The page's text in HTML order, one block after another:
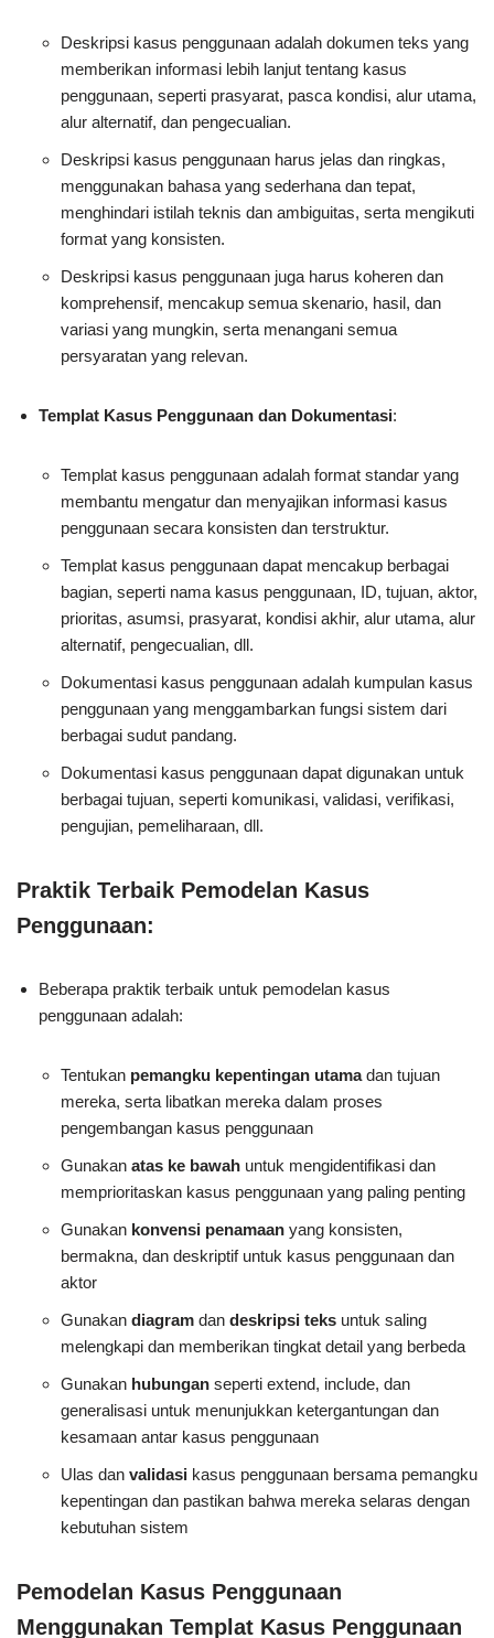
Deskripsi kasus penggunaan adalah dokumen teks yang
memberikan informasi lebih lanjut tentang kasus
penggunaan, seperti prasyarat, pasca kondisi, alur utama,
alur alternatif, dan pengecualian.
Deskripsi kasus penggunaan harus jelas dan ringkas,
menggunakan bahasa yang sederhana dan tepat,
menghindari istilah teknis dan ambiguitas, serta mengikuti
format yang konsisten.
Deskripsi kasus penggunaan juga harus koheren dan
komprehensif, mencakup semua skenario, hasil, dan
variasi yang mungkin, serta menangani semua
persyaratan yang relevan.
Templat Kasus Penggunaan dan Dokumentasi:
Templat kasus penggunaan adalah format standar yang
membantu mengatur dan menyajikan informasi kasus
penggunaan secara konsisten dan terstruktur.
Templat kasus penggunaan dapat mencakup berbagai
bagian, seperti nama kasus penggunaan, ID, tujuan, aktor,
prioritas, asumsi, prasyarat, kondisi akhir, alur utama, alur
alternatif, pengecualian, dll.
Dokumentasi kasus penggunaan adalah kumpulan kasus
penggunaan yang menggambarkan fungsi sistem dari
berbagai sudut pandang.
Dokumentasi kasus penggunaan dapat digunakan untuk
berbagai tujuan, seperti komunikasi, validasi, verifikasi,
pengujian, pemeliharaan, dll.
Praktik Terbaik Pemodelan Kasus
Penggunaan:
Beberapa praktik terbaik untuk pemodelan kasus
penggunaan adalah:
Tentukan pemangku kepentingan utamadan tujuan
mereka, serta libatkan mereka dalam proses
pengembangan kasus penggunaan
Gunakan atas ke bawah untuk mengidentifikasi dan
memprioritaskan kasus penggunaan yang paling penting
Gunakan konvensi penamaan yang konsisten,
bermakna, dan deskriptif untuk kasus penggunaan dan
aktor
Gunakan diagram dan deskripsi teks untuk saling
melengkapi dan memberikan tingkat detail yang berbeda
Gunakan hubungan seperti extend, include, dan
generalisasi untuk menunjukkan ketergantungan dan
kesamaan antar kasus penggunaan
Ulas dan validasi kasus penggunaan bersama pemangku
kepentingan dan pastikan bahwa mereka selaras dengan
kebutuhan sistem
Pemodelan Kasus Penggunaan
Menggunakan Templat Kasus Penggunaan